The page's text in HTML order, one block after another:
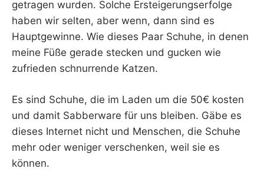
getragen wurden. Solche Ersteigerungserfolge
haben wir selten, aber wenn, dann sind es
Hauptgewinne. Wie dieses Paar Schuhe, in denen
meine Füße gerade stecken und gucken wie
zufrieden schnurrende Katzen.
Es sind Schuhe, die im Laden um die 50€ kosten
und damit Sabberware für uns bleiben. Gäbe es
dieses Internet nicht und Menschen, die Schuhe
mehr oder weniger verschenken, weil sie es
können.